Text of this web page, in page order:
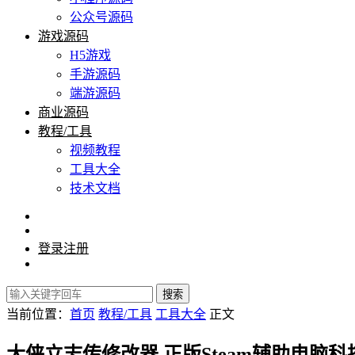
公众号源码
游戏源码
H5游戏
手游源码
端游源码
商业源码
教程/工具
视频教程
工具大全
技术文档
登录注册
搜索
当前位置： 首页 教程/工具 工具大全 正文